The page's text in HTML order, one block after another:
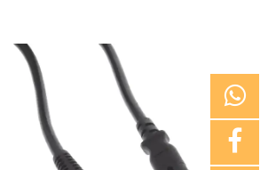

